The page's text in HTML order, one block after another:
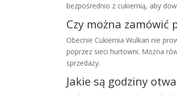
bezpośrednio z cukiernią, aby
Czy można
Obecnie Cukiernia Wulkan nie
poprzez sieci hurtowni. Można
sprzedaży.
Jakie są godziny